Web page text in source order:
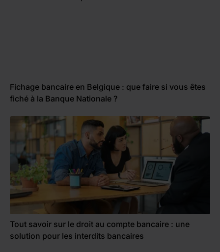
Fichage bancaire en Belgique : que faire si vous êtes
fiché à la Banque Nationale ?
Tout savoir sur le droit au compte bancaire : une
solution pour les interdits bancaires